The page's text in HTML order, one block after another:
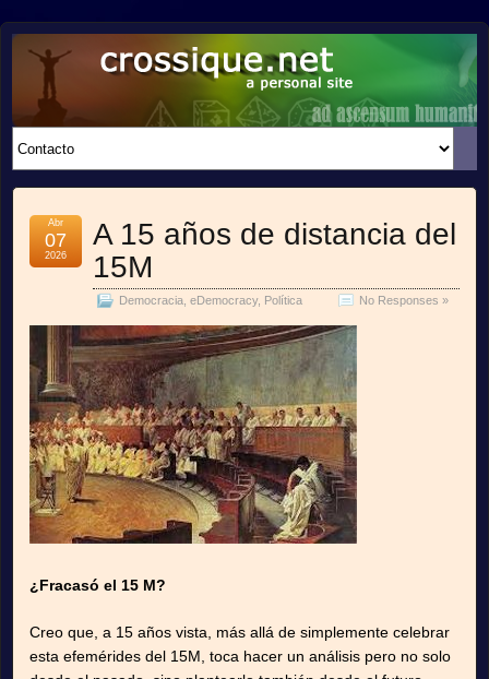
crossique.net
A PERSONAL SITE
A 15 años de distancia del
15M
Democracia eDemocracy, Política No Responses »
Abr
07
2026
¿Fracasó el 15 M?
Creo que, a 15 años vista, más allá de simplemente celebrar
esta efemérides del 15M, toca hacer un análisis pero no solo